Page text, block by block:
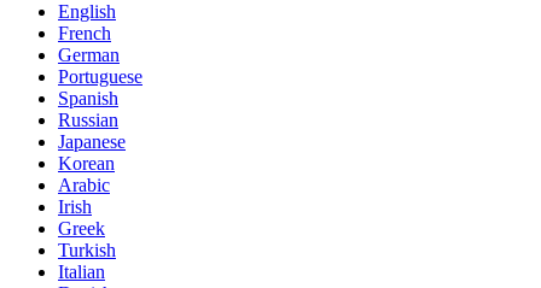
English
French
German
Portuguese
Spanish
Russian
Japanese
Korean
Arabic
Irish
Greek
Turkish
Italian